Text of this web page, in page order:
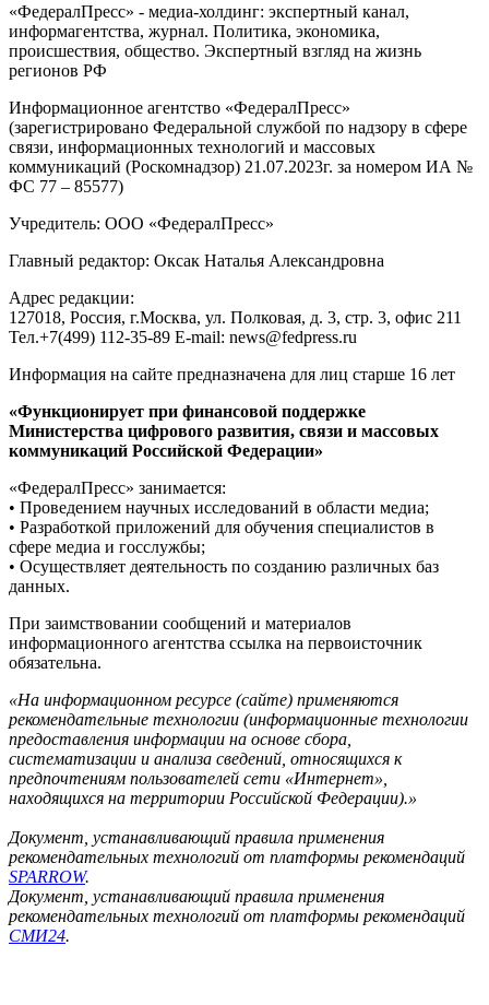
«ФедералПресс» - медиа-холдинг: экспертный канал,
информагентства, журнал. Политика, экономика,
происшествия, общество. Экспертный взгляд на жизнь
регионов РФ
Информационное агентство «ФедералПресс»
(зарегистрировано Федеральной службой по надзору в сфере
связи, информационных технологий и массовых
коммуникаций (Роскомнадзор) 21.07.2023г. за номером ИА №
ФС 77 – 85577)
Учредитель: ООО «ФедералПресс»
Главный редактор: Оксак Наталья Александровна
Адрес редакции:
127018, Россия, г.Москва, ул. Полковая, д. 3, стр. 3, офис 211
Тел.+7(499) 112-35-89 E-mail: news@fedpress.ru
Информация на сайте предназначена для лиц старше 16 лет
«Функционирует при финансовой поддержке
Министерства цифрового развития, связи и массовых
коммуникаций Российской Федерации»
«ФедералПресс» занимается:
• Проведением научных исследований в области медиа;
• Разработкой приложений для обучения специалистов в
сфере медиа и госслужбы;
• Осуществляет деятельность по созданию различных баз
данных.
При заимствовании сообщений и материалов
информационного агентства ссылка на первоисточник
обязательна.
«На информационном ресурсе (сайте) применяются
рекомендательные технологии (информационные технологии
предоставления информации на основе сбора,
систематизации и анализа сведений, относящихся к
предпочтениям пользователей сети «Интернет»,
находящихся на территории Российской Федерации).»
Документ, устанавливающий правила применения
рекомендательных технологий от платформы рекомендаций
SPARROW.
Документ, устанавливающий правила применения
рекомендательных технологий от платформы рекомендаций
СМИ24.